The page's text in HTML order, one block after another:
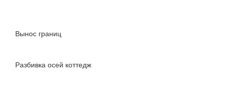
Вынос границ
Разбивка осей коттедж